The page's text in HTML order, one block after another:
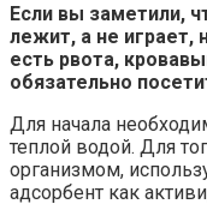
Если вы заметили,
лежит, а не играет,
есть рвота,
обязательно
Для начала
теплой водой. Для
организмом,
адсорбент как